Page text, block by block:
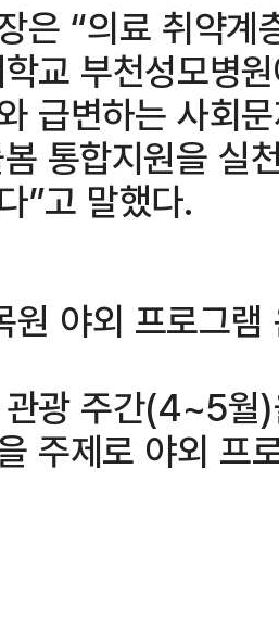
은 “의료 취약
교 부천성모병
급변하는 사회
통합지원을 실
”고 말했다.
야외 프로그램
광 주간(4~5월
주제로 야외 프